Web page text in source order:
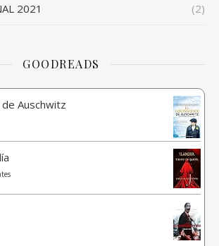
2021 (2)
GOODREADS
Auschwitz